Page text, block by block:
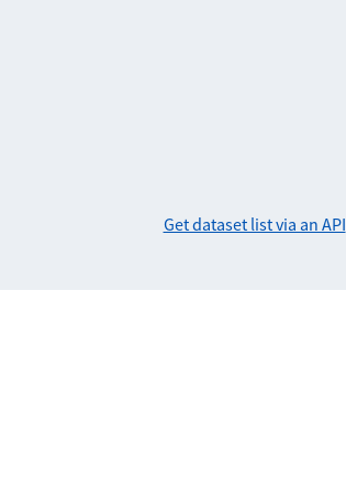
Get dataset list via an API